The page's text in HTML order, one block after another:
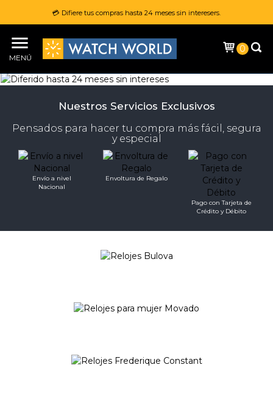
💳 Difiere tus compras hasta 24 meses sin interesers.
MENÚ
0
Nuestros Servicios Exclusivos
Pensados para hacer tu compra más fácil, segura
y especial
Envío a nivel
Nacional
Envoltura de Regalo
Pago con Tarjeta de
Crédito y Débito
BULOVA
VER COLECCIÓN
VER COLECCIÓN